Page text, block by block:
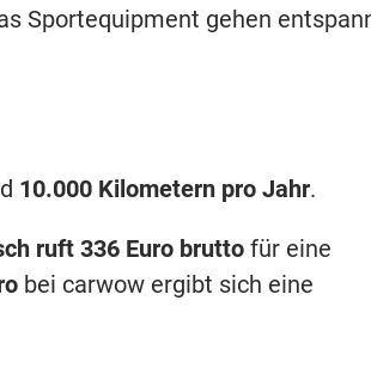
Sportequipment gehen
10.000 Kilometern pro Jahr.
ruft 336 Euro brutto für eine
bei carwow ergibt sich eine